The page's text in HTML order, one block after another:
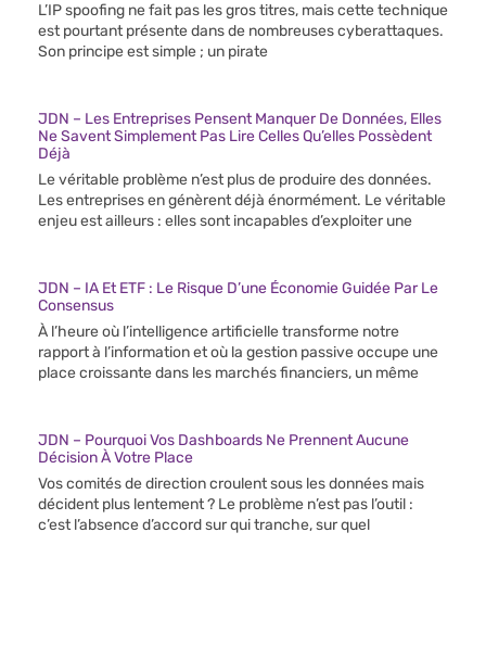
L’IP spoofing ne fait pas les gros titres, mais cette technique
est pourtant présente dans de nombreuses cyberattaques.
Son principe est simple ; un pirate
JDN – Les Entreprises Pensent Manquer De Données, Elles
Ne Savent Simplement Pas Lire Celles Qu’elles Possèdent
Déjà
Le véritable problème n’est plus de produire des données.
Les entreprises en génèrent déjà énormément. Le véritable
enjeu est ailleurs : elles sont incapables d’exploiter une
JDN – IA Et ETF : Le Risque D’une Économie Guidée Par Le
Consensus
À l’heure où l’intelligence artificielle transforme notre
rapport à l’information et où la gestion passive occupe une
place croissante dans les marchés financiers, un même
JDN – Pourquoi Vos Dashboards Ne Prennent Aucune
Décision À Votre Place
Vos comités de direction croulent sous les données mais
décident plus lentement ? Le problème n’est pas l’outil :
c’est l’absence d’accord sur qui tranche, sur quel